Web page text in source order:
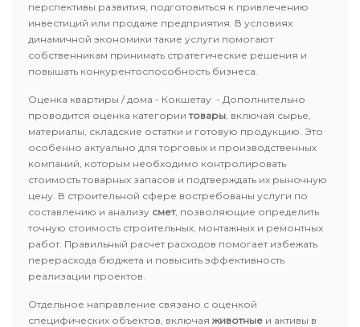
перспективы развития, подготовиться к привлечению
инвестиций или продаже предприятия. В условиях
динамичной экономики такие услуги помогают
собственникам принимать стратегические решения и
повышать конкурентоспособность бизнеса.
Оценка квартиры / дома - Кокшетау - Дополнительно
проводится оценка категориитовары, включая сырье,
материалы, складские остатки и готовую продукцию. Это
особенно актуально для торговых и производственных
компаний, которым необходимо контролировать
стоимость товарных запасов и подтверждать их рыночную
цену. В строительной сфере востребованы услуги по
составлению и анализу смет, позволяющие определить
точную стоимость строительных, монтажных и ремонтных
работ. Правильный расчет расходов помогает избежать
перерасхода бюджета и повысить эффективность
реализации проектов.
Отдельное направление связано с оценкой
специфических объектов, включаяживотные и активы в